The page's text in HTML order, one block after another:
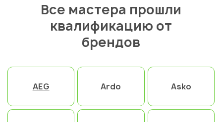
Все мастера прошли
квалификацию от
брендов
AEG Ardo Asko